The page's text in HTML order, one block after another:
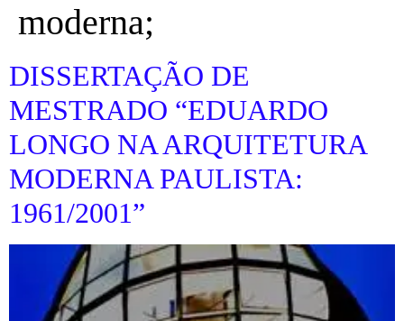
moderna;
DISSERTAÇÃO DE
MESTRADO “EDUARDO
LONGO NA ARQUITETURA
MODERNA PAULISTA:
1961/2001”